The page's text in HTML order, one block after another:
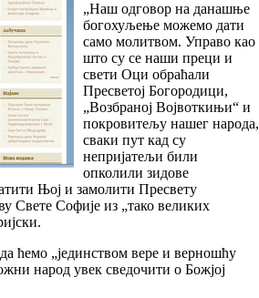
„Наш одговор на данашње
богохуљење можемо дати
само молитвом. Управо као
што су се наши преци и
свети Оци обраћали
Пресветој Богородици,
„Возбраној Војвоткињи“ и
покровитељу нашег народа,
сваки пут кад су
непријатељи били
опколили зидове
Њој и замолити Пресвету
Свете Софије из „тако великих
ћемо „јединством вере и верношћу
народ увек сведочити о Божјој